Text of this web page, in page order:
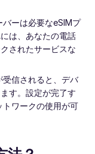
ーは必要なeSIMプ
は、あなたの電話
されたサービスな
信されると、デバ
す。設定が完了す
トワークの使用が可